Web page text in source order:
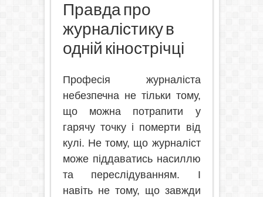
Правда про
журналістику в
одній кінострічці
Професія журналіста
небезпечна не тільки тому,
що можна потрапити у
гарячу точку і померти від
кулі. Не тому, що журналіст
може піддаватись насиллю
та переслідуванням. І
навіть не тому, що завжди